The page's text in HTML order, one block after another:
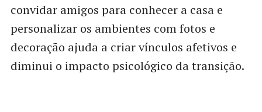
convidar amigos para conhecer a casa e
personalizar os ambientes com fotos e
decoração ajuda a criar vínculos afetivos e
diminui o impacto psicológico da transição.